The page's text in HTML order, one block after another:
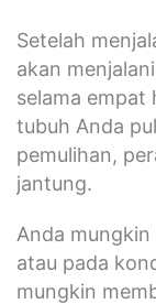
Setelah
akan
selama empat
tubuh Anda
pemulihan,
jantung.
Anda
atau pada
mungkin